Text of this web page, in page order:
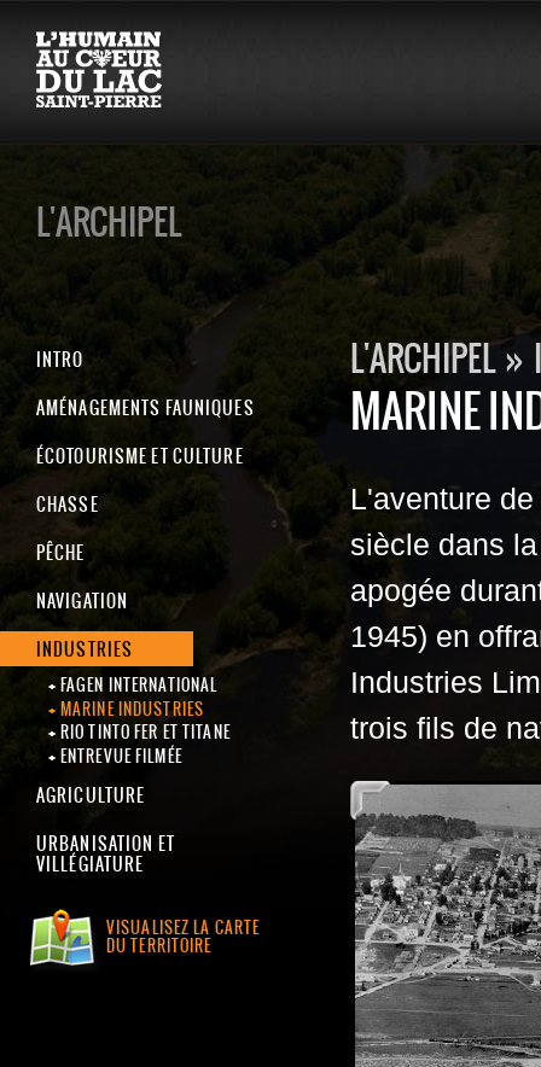
L'ARCHIPEL
INTRO
AMÉNAGEMENTS FAUNIQUES
ÉCOTOURISME ET CULTURE
CHASSE
PÊCHE
NAVIGATION
INDUSTRIES
FAGEN INTERNATIONAL
MARINE INDUSTRIES
RIO TINTO FER ET TITANE
ENTREVUE FILMÉE
AGRICULTURE
URBANISATION ET
VILLÉGIATURE
VISUALISEZ LA CARTE
DU TERRITOIRE
L'ARCHIPEL »
MARINE
L'aventure
siècle dans
apogée
1945) en
Industries
trois fils de